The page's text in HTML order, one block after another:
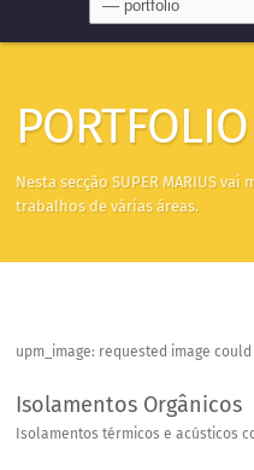
PORTFOLIO
Nesta secçãoSUPER MARIUS vai
trabalhos de várias áreas.
upm_image: requested image could
Isolamentos Orgânicos
Isolamentos térmicos e acústicos